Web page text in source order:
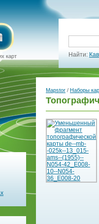
карт Найти:
Mapstor / Наборы